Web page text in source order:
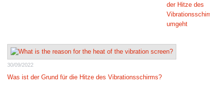
der Hitze des
Vibrationsschirms
umgeht
30/09/2022
Was ist der Grund für die Hitze des Vibrationsschirms?